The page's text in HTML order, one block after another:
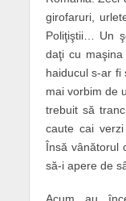
girofaruri,
Poliţiştii… Un
daţi cu
haiducul s-ar fi
mai vorbim de
trebuit să
caute cai
Însă vânătorul
să-i apere de